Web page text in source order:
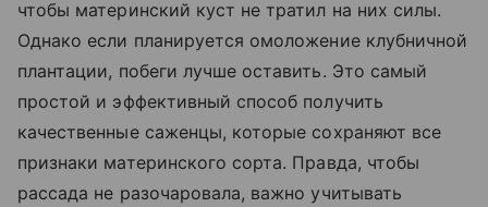
чтобы материнский куст не тратил на них силы.
Однако если планируется омоложение клубничной
плантации, побеги лучше оставить. Это самый
простой и эффективный способ получить
качественные саженцы, которые сохраняют все
признаки материнского сорта. Правда, чтобы
рассада не разочаровала, важно учитывать